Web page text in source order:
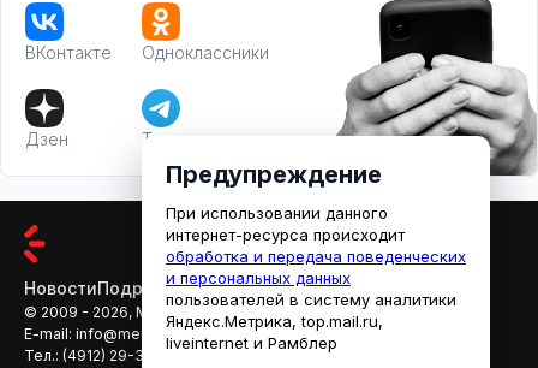
ВКонтакте Одноклассники
Дзен Телеграм
НовостиПодробностиАфишаКино
© 2009 - 2026, МЕДИАРЯЗАНЬ
E-mail: info@mediaryazan.ru
reklama@mediaryazan.ru
Тел.: (4912) 29-33-66
Предупреждение
При использовании данного
интернет-ресурса происходит
обработка и передача поведенческих
и персональных данных
пользователей в систему аналитики
Яндекс.Метрика, top.mail.ru,
liveinternet и Рамблер